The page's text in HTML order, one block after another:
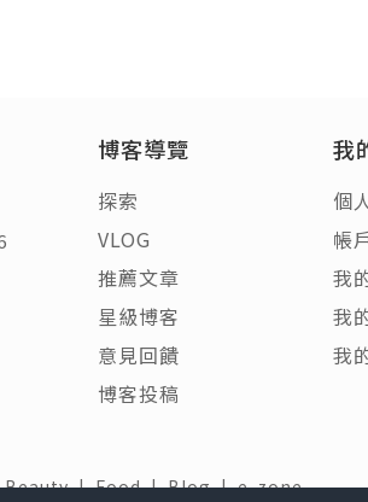
博客導覽
探索
VLOG
推薦文章
星級博客
意見回饋
博客投稿
我
個
帳
我
我
我
Beauty|Food|Blog|e-zone